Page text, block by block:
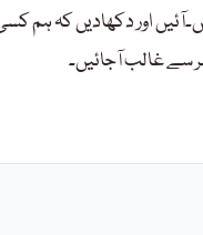
اور دکھادیں کہ
سے غالب آجائیں۔